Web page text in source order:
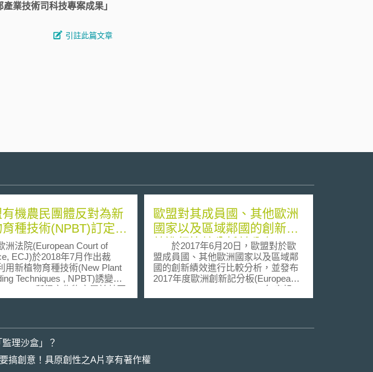
業技術司科技專案成果」
引註此篇文章
有機農民團體反對為新
種技術(NPBT)訂定新
法院(European Court of
ECJ)於2018年7月作出裁
用新植物育種技術(New Plant
Techniques , NPBT)誘變
所得之作物亦屬於基因
物(genetically modified
源基因添加的新植物育種技
否應視為基因改造生物，並需
添加外源基因之基因改造生物
歐盟對其成員國、其他歐洲
國家以及區域鄰國的創新績
效進行比較分析並公布2017
年歐洲創新計分板報告
於2017年6月20日，歐盟對於歐
盟成員國、其他歐洲國家以及區域鄰
國的創新績效進行比較分析，並發布
2017年度歐洲創新記分板(European
Innovation Scoreboard, EIS)年度報
告。它涵蓋歐盟成員國以及冰島、以
理沙盒」？
搞創意！具原創性之A片享有著作權